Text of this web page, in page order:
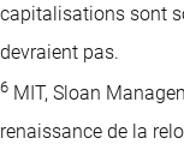
capitalisations sont
devraient pas.
6 MIT, Sloan
renaissance de la